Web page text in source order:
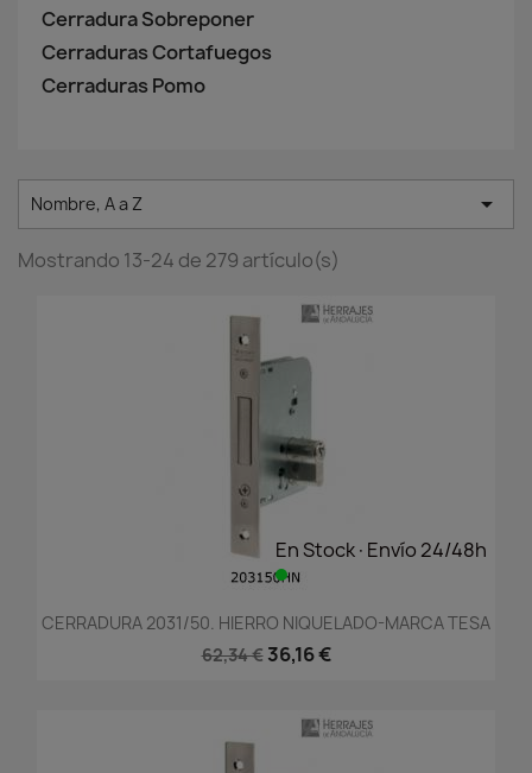
Cerradura Sobreponer
Cerraduras Cortafuegos
Cerraduras Pomo
Nombre, A a Z 
Mostrando 13-24 de 279 artículo(s)
En Stock·Envío 24/48h
CERRADURA 2031/50. HIERRO NIQUELADO-MARCA TESA
62,34 € 36,16 €